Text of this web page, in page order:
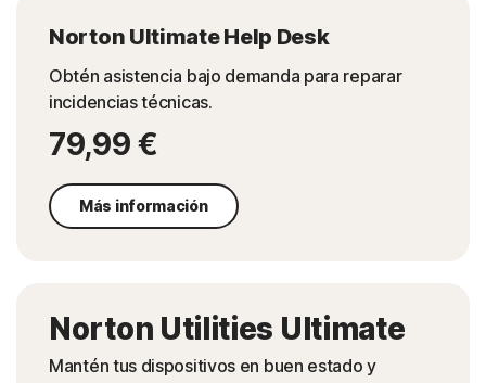
Norton Ultimate Help Desk
Obtén asistencia bajo demanda para reparar
incidencias técnicas.
79,99 €
Más información
Norton Utilities Ultimate
Mantén tus dispositivos en buen estado y